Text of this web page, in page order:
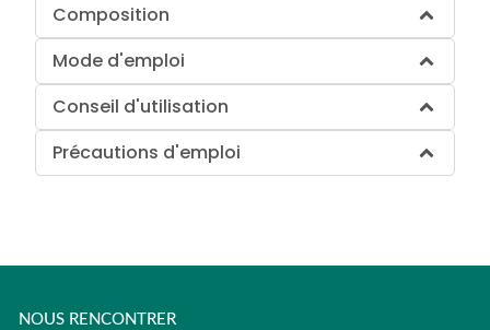
Composition
Mode d'emploi
Conseil d'utilisation
Précautions d'emploi
NOUS RENCONTRER